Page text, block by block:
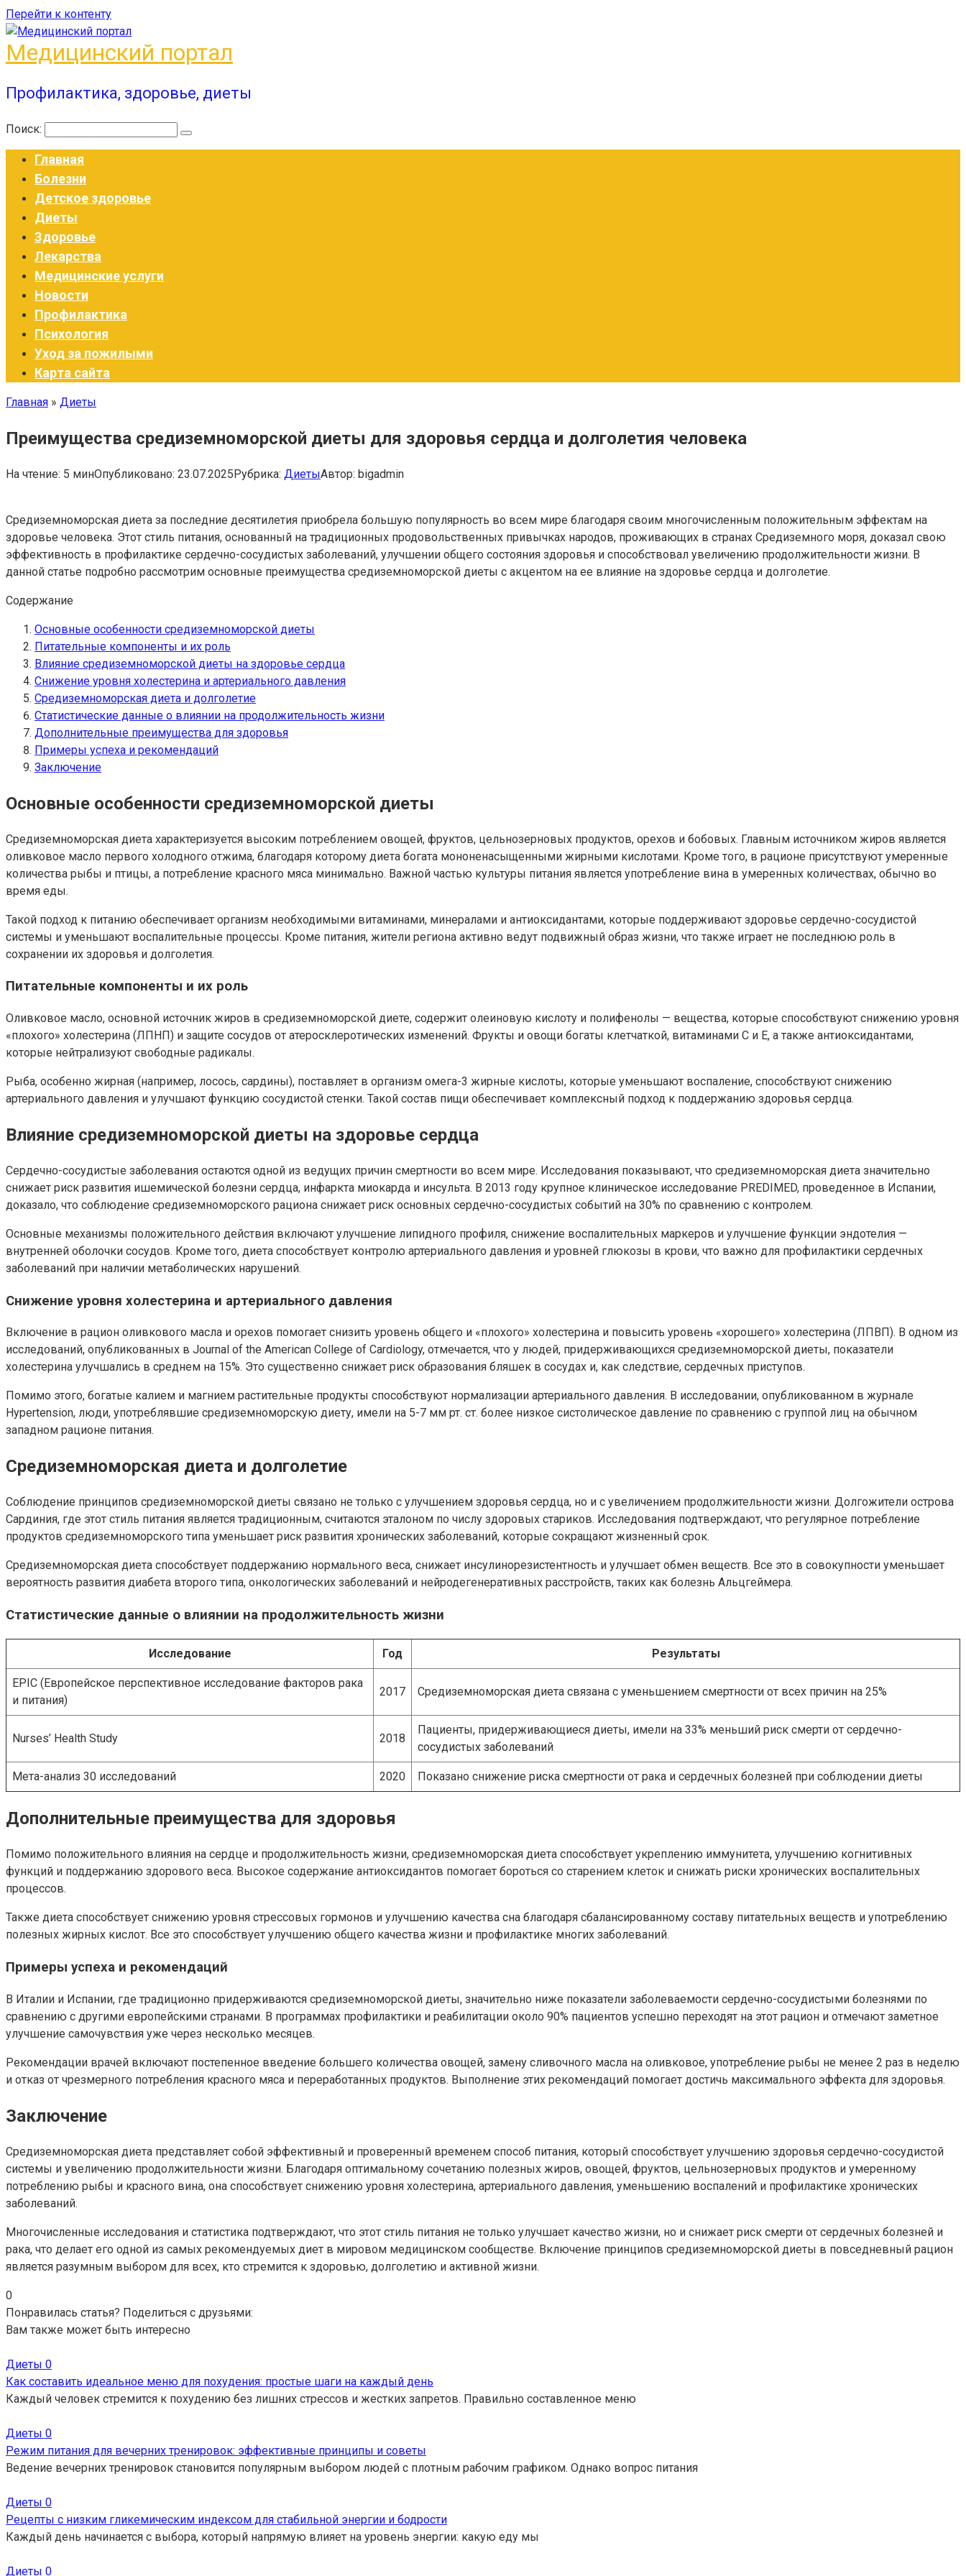
Перейти к контенту
Медицинский портал
Профилактика, здоровье, диеты
Поиск:
Главная
Болезни
Детское здоровье
Диеты
Здоровье
Лекарства
Медицинские услуги
Новости
Профилактика
Психология
Уход за пожилыми
Карта сайта
Главная » Диеты
Преимущества средиземноморской диеты для здоровья сердца и долголетия человека
На чтение: 5 минОпубликовано: 23.07.2025Рубрика: ДиетыАвтор: bigadmin
Средиземноморская диета за последние десятилетия приобрела большую популярность во всем мире благодаря своим многочисленным положительным эффектам на
здоровье человека. Этот стиль питания, основанный на традиционных продовольственных привычках народов, проживающих в странах Средиземного моря, доказал свою
эффективность в профилактике сердечно-сосудистых заболеваний, улучшении общего состояния здоровья и способствовал увеличению продолжительности жизни. В
данной статье подробно рассмотрим основные преимущества средиземноморской диеты с акцентом на ее влияние на здоровье сердца и долголетие.
Содержание
Основные особенности средиземноморской диеты
Питательные компоненты и их роль
Влияние средиземноморской диеты на здоровье сердца
Снижение уровня холестерина и артериального давления
Средиземноморская диета и долголетие
Статистические данные о влиянии на продолжительность жизни
Дополнительные преимущества для здоровья
Примеры успеха и рекомендаций
Заключение
Основные особенности средиземноморской диеты
Средиземноморская диета характеризуется высоким потреблением овощей, фруктов, цельнозерновых продуктов, орехов и бобовых. Главным источником жиров является
оливковое масло первого холодного отжима, благодаря которому диета богата мононенасыщенными жирными кислотами. Кроме того, в рационе присутствуют умеренные
количества рыбы и птицы, а потребление красного мяса минимально. Важной частью культуры питания является употребление вина в умеренных количествах, обычно во
время еды.
Такой подход к питанию обеспечивает организм необходимыми витаминами, минералами и антиоксидантами, которые поддерживают здоровье сердечно-сосудистой
системы и уменьшают воспалительные процессы. Кроме питания, жители региона активно ведут подвижный образ жизни, что также играет не последнюю роль в
сохранении их здоровья и долголетия.
Питательные компоненты и их роль
Оливковое масло, основной источник жиров в средиземноморской диете, содержит олеиновую кислоту и полифенолы — вещества, которые способствуют снижению уровня
«плохого» холестерина (ЛПНП) и защите сосудов от атеросклеротических изменений. Фрукты и овощи богаты клетчаткой, витаминами С и Е, а также антиоксидантами,
которые нейтрализуют свободные радикалы.
Рыба, особенно жирная (например, лосось, сардины), поставляет в организм омега-3 жирные кислоты, которые уменьшают воспаление, способствуют снижению
артериального давления и улучшают функцию сосудистой стенки. Такой состав пищи обеспечивает комплексный подход к поддержанию здоровья сердца.
Влияние средиземноморской диеты на здоровье сердца
Сердечно-сосудистые заболевания остаются одной из ведущих причин смертности во всем мире. Исследования показывают, что средиземноморская диета значительно
снижает риск развития ишемической болезни сердца, инфаркта миокарда и инсульта. В 2013 году крупное клиническое исследование PREDIMED, проведенное в Испании,
доказало, что соблюдение средиземноморского рациона снижает риск основных сердечно-сосудистых событий на 30% по сравнению с контролем.
Основные механизмы положительного действия включают улучшение липидного профиля, снижение воспалительных маркеров и улучшение функции эндотелия —
внутренней оболочки сосудов. Кроме того, диета способствует контролю артериального давления и уровней глюкозы в крови, что важно для профилактики сердечных
заболеваний при наличии метаболических нарушений.
Снижение уровня холестерина и артериального давления
Включение в рацион оливкового масла и орехов помогает снизить уровень общего и «плохого» холестерина и повысить уровень «хорошего» холестерина (ЛПВП). В одном из
исследований, опубликованных в Journal of the American College of Cardiology, отмечается, что у людей, придерживающихся средиземноморской диеты, показатели
холестерина улучшались в среднем на 15%. Это существенно снижает риск образования бляшек в сосудах и, как следствие, сердечных приступов.
Помимо этого, богатые калием и магнием растительные продукты способствуют нормализации артериального давления. В исследовании, опубликованном в журнале
Hypertension, люди, употреблявшие средиземноморскую диету, имели на 5-7 мм рт. ст. более низкое систолическое давление по сравнению с группой лиц на обычном
западном рационе питания.
Средиземноморская диета и долголетие
Соблюдение принципов средиземноморской диеты связано не только с улучшением здоровья сердца, но и с увеличением продолжительности жизни. Долгожители острова
Сардиния, где этот стиль питания является традиционным, считаются эталоном по числу здоровых стариков. Исследования подтверждают, что регулярное потребление
продуктов средиземноморского типа уменьшает риск развития хронических заболеваний, которые сокращают жизненный срок.
Средиземноморская диета способствует поддержанию нормального веса, снижает инсулинорезистентность и улучшает обмен веществ. Все это в совокупности уменьшает
вероятность развития диабета второго типа, онкологических заболеваний и нейродегенеративных расстройств, таких как болезнь Альцгеймера.
Статистические данные о влиянии на продолжительность жизни
Исследование Год Результаты
EPIC (Европейское перспективное исследование факторов рака
и питания)
2017 Средиземноморская диета связана с уменьшением смертности от всех причин на 25%
Nurses’ Health Study 2018
Пациенты, придерживающиеся диеты, имели на 33% меньший риск смерти от сердечно-
сосудистых заболеваний
Мета-анализ 30 исследований 2020 Показано снижение риска смертности от рака и сердечных болезней при соблюдении диеты
Дополнительные преимущества для здоровья
Помимо положительного влияния на сердце и продолжительность жизни, средиземноморская диета способствует укреплению иммунитета, улучшению когнитивных
функций и поддержанию здорового веса. Высокое содержание антиоксидантов помогает бороться со старением клеток и снижать риски хронических воспалительных
процессов.
Также диета способствует снижению уровня стрессовых гормонов и улучшению качества сна благодаря сбалансированному составу питательных веществ и употреблению
полезных жирных кислот. Все это способствует улучшению общего качества жизни и профилактике многих заболеваний.
Примеры успеха и рекомендаций
В Италии и Испании, где традиционно придерживаются средиземноморской диеты, значительно ниже показатели заболеваемости сердечно-сосудистыми болезнями по
сравнению с другими европейскими странами. В программах профилактики и реабилитации около 90% пациентов успешно переходят на этот рацион и отмечают заметное
улучшение самочувствия уже через несколько месяцев.
Рекомендации врачей включают постепенное введение большего количества овощей, замену сливочного масла на оливковое, употребление рыбы не менее 2 раз в неделю
и отказ от чрезмерного потребления красного мяса и переработанных продуктов. Выполнение этих рекомендаций помогает достичь максимального эффекта для здоровья.
Заключение
Средиземноморская диета представляет собой эффективный и проверенный временем способ питания, который способствует улучшению здоровья сердечно-сосудистой
системы и увеличению продолжительности жизни. Благодаря оптимальному сочетанию полезных жиров, овощей, фруктов, цельнозерновых продуктов и умеренному
потреблению рыбы и красного вина, она способствует снижению уровня холестерина, артериального давления, уменьшению воспалений и профилактике хронических
заболеваний.
Многочисленные исследования и статистика подтверждают, что этот стиль питания не только улучшает качество жизни, но и снижает риск смерти от сердечных болезней и
рака, что делает его одной из самых рекомендуемых диет в мировом медицинском сообществе. Включение принципов средиземноморской диеты в повседневный рацион
является разумным выбором для всех, кто стремится к здоровью, долголетию и активной жизни.
0
Понравилась статья? Поделиться с друзьями:
Вам также может быть интересно
Диеты 0
Как составить идеальное меню для похудения: простые шаги на каждый день
Каждый человек стремится к похудению без лишних стрессов и жестких запретов. Правильно составленное меню
Диеты 0
Режим питания для вечерних тренировок: эффективные принципы и советы
Ведение вечерних тренировок становится популярным выбором людей с плотным рабочим графиком. Однако вопрос питания
Диеты 0
Рецепты с низким гликемическим индексом для стабильной энергии и бодрости
Каждый день начинается с выбора, который напрямую влияет на уровень энергии: какую еду мы
Диеты 0